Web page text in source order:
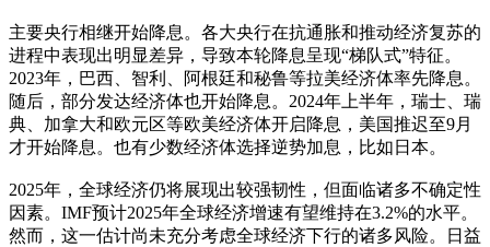
主要央行相继开始降息。各大央行在抗通胀和推动经济复苏的
进程中表现出明显差异，导致本轮降息呈现“梯队式”特征。
2023年，巴西、智利、阿根廷和秘鲁等拉美经济体率先降息。
随后，部分发达经济体也开始降息。2024年上半年，瑞士、瑞
典、加拿大和欧元区等欧美经济体开启降息，美国推迟至9月
才开始降息。也有少数经济体选择逆势加息，比如日本。
2025年，全球经济仍将展现出较强韧性，但面临诸多不确定性
因素。IMF预计2025年全球经济增速有望维持在3.2%的水平。
然而，这一估计尚未充分考虑全球经济下行的诸多风险。日益